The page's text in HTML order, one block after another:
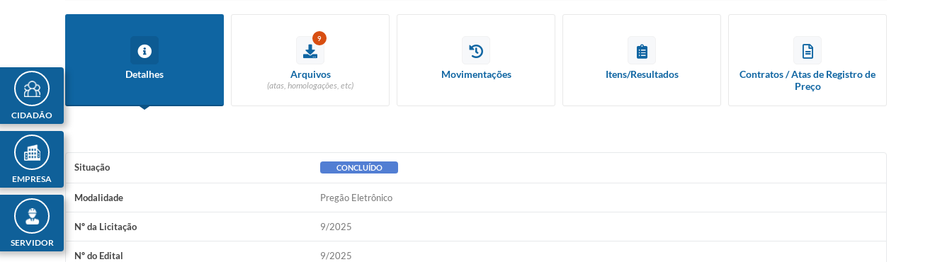
CIDADÃO
EMPRESA
SERVIDOR
Detalhes
9
Arquivos
(atas, homologações, etc)
Movimentações Itens/Resultados
Contratos / Atas de Registro de
Preço
Situação CONCLUÍDO
Modalidade Pregão Eletrônico
Nº da Licitação 9/2025
Nº do Edital 9/2025